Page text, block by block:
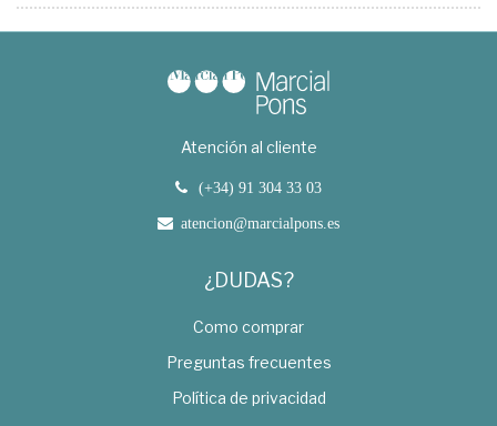
Atención al cliente
(+34) 91 304 33 03
atencion@marcialpons.es
¿DUDAS?
Como comprar
Preguntas frecuentes
Política de privacidad